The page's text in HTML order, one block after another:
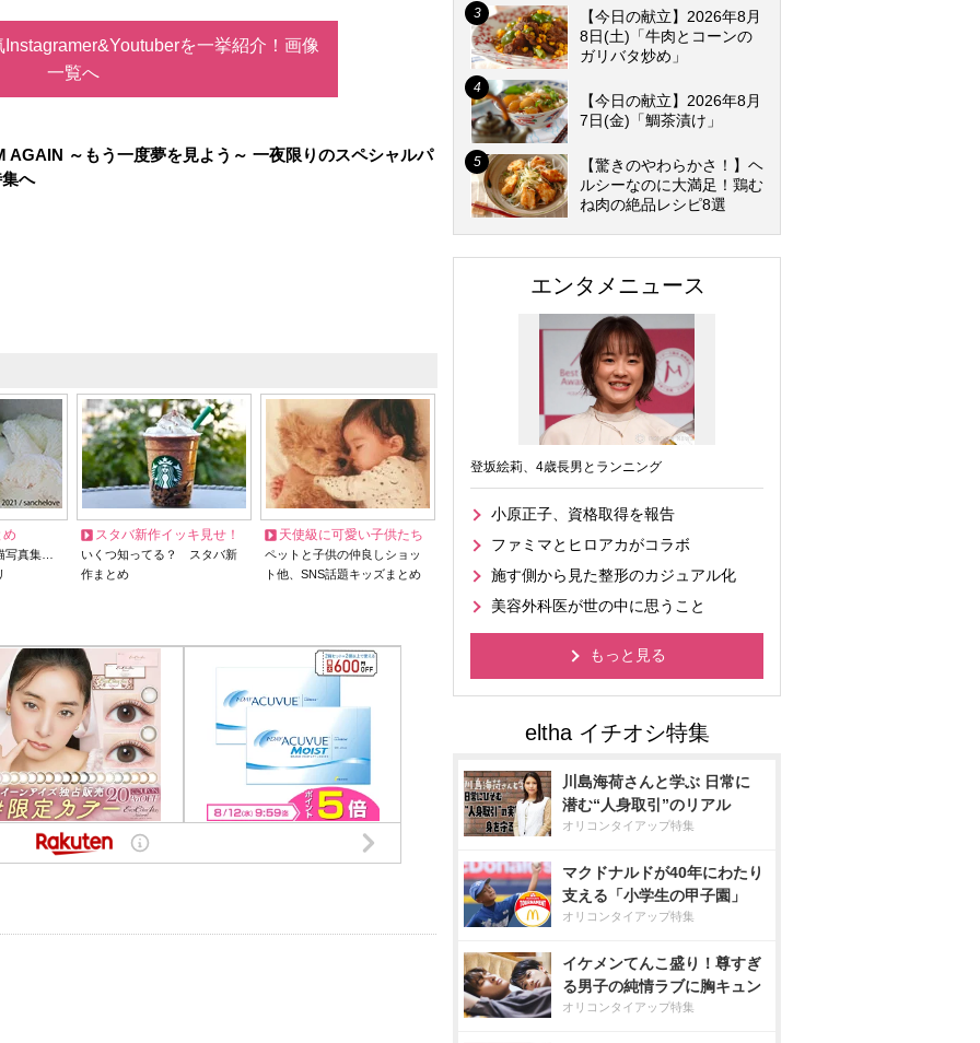
を一挙紹介！画像
一覧へ
AGAIN ～もう一度夢を見よう～ 一夜限りのスペシャルパ
へ
め
写真集…
スタバ新作イッキ見せ！
いくつ知ってる？ スタバ新
作まとめ
天使級に可愛い子供たち
ペットと子供の仲良しショッ
ト他、SNS話題キッズまとめ
【今日の献立】2026年8月
8日(土)「牛肉とコーンの
ガリバタ炒め」
【今日の献立】2026年8月
7日(金)「鯛茶漬け」
【驚きのやわらかさ！】ヘ
ルシーなのに大満足！鶏む
ね肉の絶品レシピ8選
エンタメニュース
登坂絵莉、4歳長男とランニング
小原正子、資格取得を報告
ファミマとヒロアカがコラボ
施す側から見た整形のカジュアル化
美容外科医が世の中に思うこと
もっと見る
川島海荷さんと学ぶ 日常に
潜む“人身取引”のリアル
オリコンタイアップ特集
マクドナルドが40年にわたり
支える「小学生の甲子園」
オリコンタイアップ特集
イケメンてんこ盛り！尊すぎ
る男子の純情ラブに胸キュン
オリコンタイアップ特集